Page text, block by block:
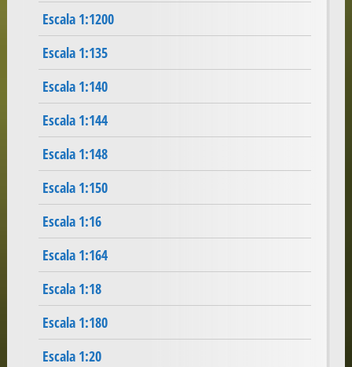
Escala 1:1200
Escala 1:135
Escala 1:140
Escala 1:144
Escala 1:148
Escala 1:150
Escala 1:16
Escala 1:164
Escala 1:18
Escala 1:180
Escala 1:20